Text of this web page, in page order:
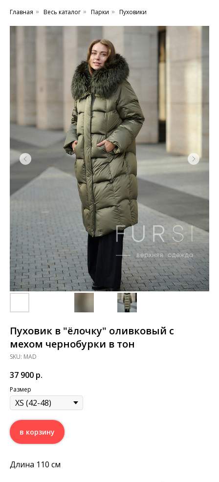
Главная » Весь каталог » Парки » Пуховики
Пуховик в "ёлочку" оливковый с
мехом чернобурки в тон
SKU: MAD
37 900 р.
Размер
в корзину
Длина 110 см